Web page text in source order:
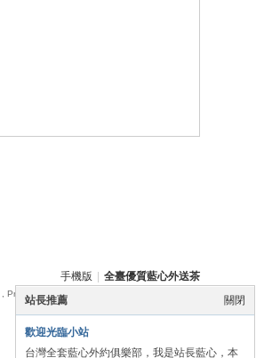
關閉
站長推薦
歡迎光臨小站
台灣全套藍心外約俱樂部，我是站長藍心，本
手機版 全臺優質藍心外送茶
, Processed in 0.054381 second(s), 16 queries .